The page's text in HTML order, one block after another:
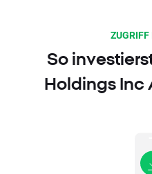
ZUGRIFF
So
Holdings Inc